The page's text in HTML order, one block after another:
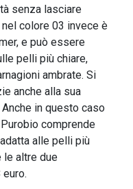
senza lasciare
colore 03 invece è
e può essere
pelli più chiare,
ambrate. Si
anche alla sua
in questo caso
comprende
alle pelli più
le altre due